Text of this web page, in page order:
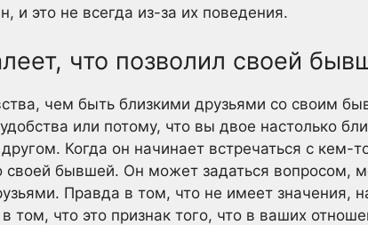
и это не всегда из-за их поведения.
что позволил своей
чем быть близкими друзьями со своим
или потому, что вы двое настолько
другом. Когда он начинает встречаться с
своей бывшей. Он может задаться вопросом,
Правда в том, что не имеет значения,
том, что это признак того, что в ваших